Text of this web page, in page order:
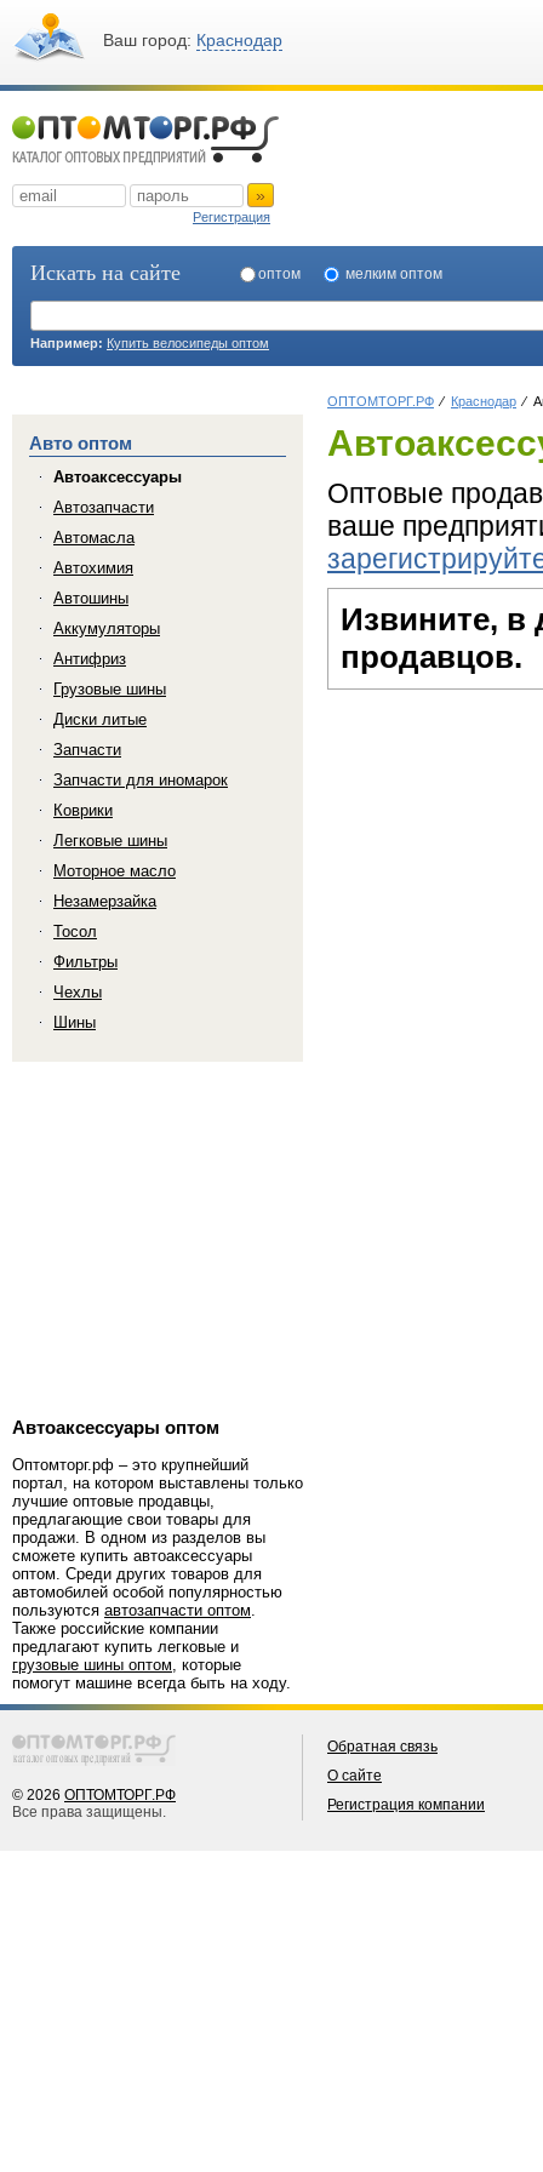
Ваш город: Краснодар
»
Регистрация
Искать на сайте оптом мелким оптом
Например: Купить велосипеды оптом
ОПТОМТОРГ.РФ Краснодар
Оптовые
ваше
Извините, в
продавцов.
Авто оптом
Автоаксессуары
Автозапчасти
Автомасла
Автохимия
Автошины
Аккумуляторы
Антифриз
Грузовые шины
Диски литые
Запчасти
Запчасти для иномарок
Коврики
Легковые шины
Моторное масло
Незамерзайка
Тосол
Фильтры
Чехлы
Шины
Автоаксессуары оптом
Оптомторг.рф – это крупнейший
портал, на котором выставлены только
лучшие оптовые продавцы,
предлагающие свои товары для
продажи. В одном из разделов вы
сможете купить автоаксессуары
оптом. Среди других товаров для
автомобилей особой популярностью
пользуются автозапчасти оптом.
Также российские компании
предлагают купить легковые и
грузовые шины оптом, которые
помогут машине всегда быть на ходу.
© 2026 ОПТОМТОРГ.РФ
Все права защищены.
Обратная связь
О сайте
Регистрация компании